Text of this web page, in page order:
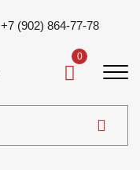
+7 (902) 864-77-78
0